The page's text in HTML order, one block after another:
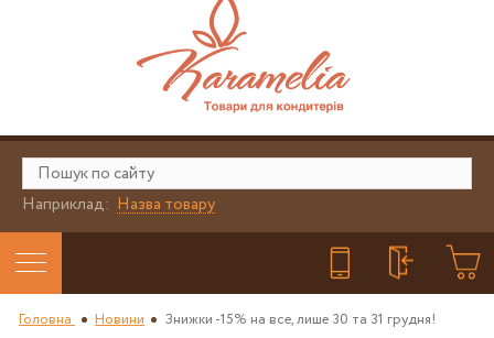
Наприклад: Назва товару
Головна Новини Знижки -15% на все, лише 30 та 31 грудня!